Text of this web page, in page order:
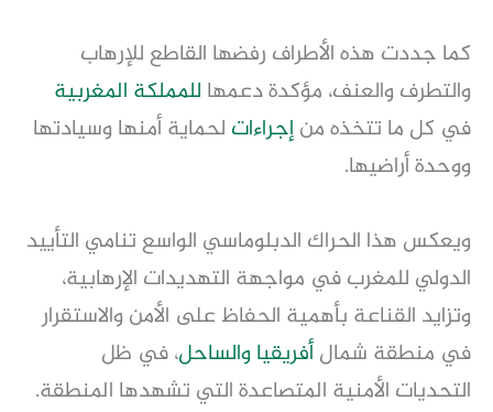
كما جددت هذه الأطراف رفضها القاطع للإرهاب
والتطرف والعنف، مؤكدة دعمها للمملكة المغربية
في كل ما تتخذه منإجراءات لحماية أمنها وسيادتها
ووحدة أراضيها.
ويعكس هذا الحراك الدبلوماسي الواسع تنامي التأييد
الدولي للمغرب في مواجهة التهديدات الإرهابية،
وتزايد القناعة بأهمية الحفاظ على الأمن والاستقرار
في منطقة شمالأفريقياوالساحل، في ظل
التحديات الأمنية المتصاعدة التي تشهدها المنطقة.